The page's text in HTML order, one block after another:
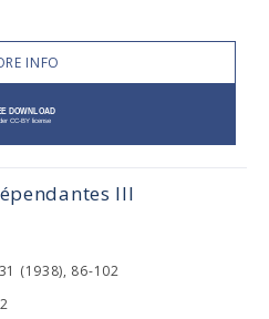
INFO
III
(1938), 86-102